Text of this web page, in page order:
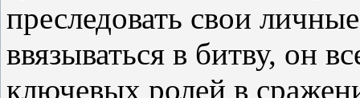
преследовать свои
ввязываться в битву, он
ключевых ролей в